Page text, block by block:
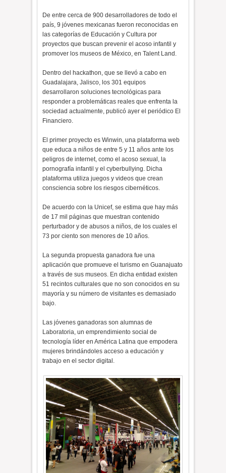
De entre cerca de 900 desarrolladores de todo el
país, 9 jóvenes mexicanas fueron reconocidas en
las categorías de Educación y Cultura por
proyectos que buscan prevenir el acoso infantil y
promover los museos de México, en Talent Land.
Dentro del hackathon, que se llevó a cabo en
Guadalajara, Jalisco, los 301 equipos
desarrollaron soluciones tecnológicas para
responder a problemáticas reales que enfrenta la
sociedad actualmente, publicó ayer el periódico El
Financiero.
El primer proyecto es Winwin, una plataforma web
que educa a niños de entre 5 y 11 años ante los
peligros de internet, como el acoso sexual, la
pornografía infantil y el cyberbullying. Dicha
plataforma utiliza juegos y videos que crean
consciencia sobre los riesgos cibernéticos.
De acuerdo con la Unicef, se estima que hay más
de 17 mil páginas que muestran contenido
perturbador y de abusos a niños, de los cuales el
73 por ciento son menores de 10 años.
La segunda propuesta ganadora fue una
aplicación que promueve el turismo en Guanajuato
a través de sus museos. En dicha entidad existen
51 recintos culturales que no son conocidos en su
mayoría y su número de visitantes es demasiado
bajo.
Las jóvenes ganadoras son alumnas de
Laboratoria, un emprendimiento social de
tecnología líder en América Latina que empodera
mujeres brindándoles acceso a educación y
trabajo en el sector digital.